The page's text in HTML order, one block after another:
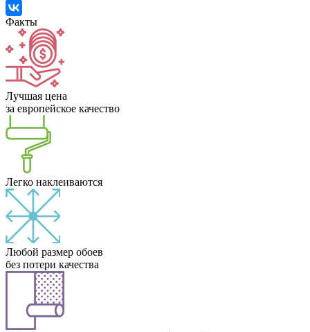
Факты
Лучшая цена
за европейское качество
Легко наклеиваются
Любой размер обоев
без потери качества